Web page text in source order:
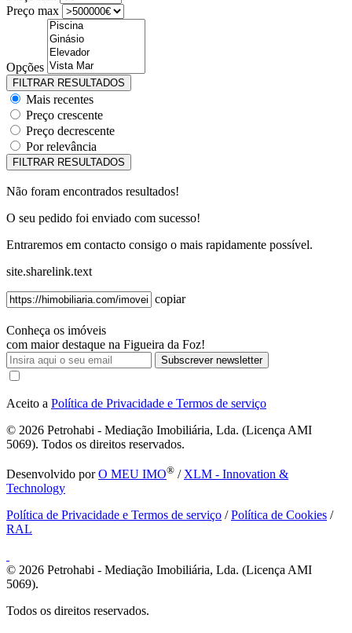
Preço max
Opções
Mais recentes
Preço crescente
Preço decrescente
Por relevância
Não foram encontrados resultados!
O seu pedido foi enviado com sucesso!
Entraremos em contacto consigo o mais rapidamente possível.
site.sharelink.text
copiar
Conheça os imóveis
com maior destaque na Figueira da Foz!
Subscrever newsletter
Aceito a Política de Privacidade e Termos de serviço
© 2026 Petrohabi - Mediação Imobiliária, Lda. (Licença AMI
5069). Todos os direitos reservados.
Desenvolvido porO MEU IMO® / XLM - Innovation &
Technology
Política de Privacidade e Termos de serviço /Política de Cookies /
RAL
© 2026 Petrohabi - Mediação Imobiliária, Lda. (Licença AMI
5069).
Todos os direitos reservados.